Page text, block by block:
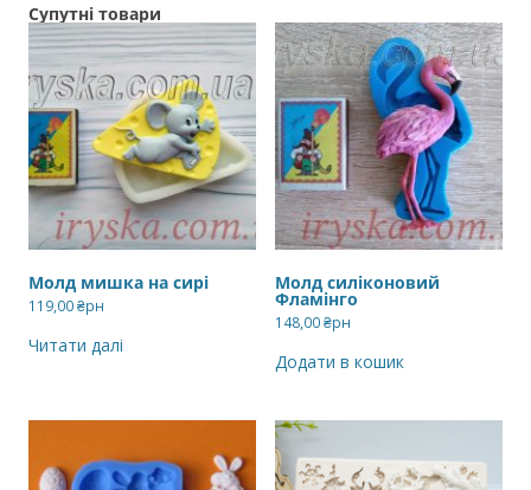
Супутні товари
Молд мишка на сирі
119,00₴рн
Читати далі
Молд силіконовий
Фламінго
148,00₴рн
Додати в кошик